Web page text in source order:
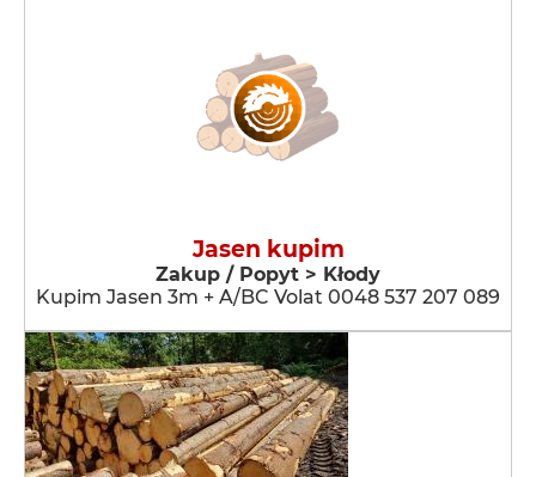
Jasen kupim
Zakup / Popyt > Kłody
Kupim Jasen 3m + A/BC Volat 0048 537 207 089